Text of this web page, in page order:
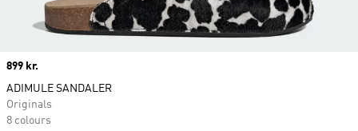
Price
899 kr.
ADIMULE SANDALER
Originals
8 colours